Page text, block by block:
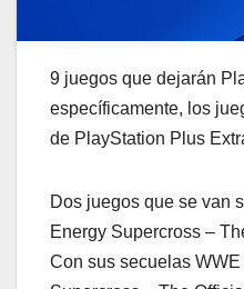
9 juegos que dejarán
específicamente, los
de PlayStation Plus
Dos juegos que se van
Energy Supercross –
Con sus secuelas